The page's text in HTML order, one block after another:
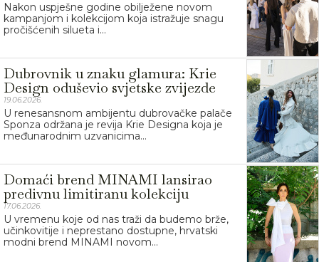
Nakon uspješne godine obilježene novom
kampanjom i kolekcijom koja istražuje snagu
pročišćenih silueta i...
Dubrovnik u znaku glamura: Krie
Design oduševio svjetske zvijezde
19.06.2026.
U renesansnom ambijentu dubrovačke palače
Sponza održana je revija Krie Designa koja je
međunarodnim uzvanicima...
Domaći brend MINAMI lansirao
predivnu limitiranu kolekciju
17.06.2026.
U vremenu koje od nas traži da budemo brže,
učinkovitije i neprestano dostupne, hrvatski
modni brend MINAMI novom...